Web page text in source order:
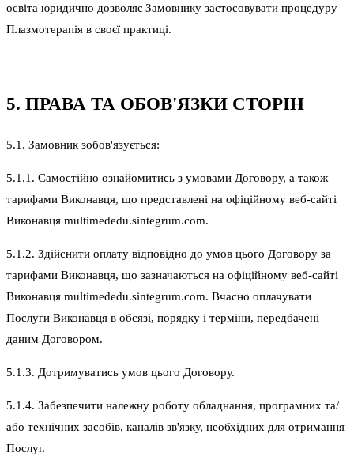
освіта юридично дозволяє Замовнику застосовувати процедуру
Плазмотерапія в своєї практиці.
5. ПРАВА ТА ОБОВ'ЯЗКИ СТОРІН
5.1. Замовник зобов'язується:
5.1.1. Самостійно ознайомитись з умовами Договору, а також
тарифами Виконавця, що представлені на офіційному веб-сайті
Виконавця multimededu.sintegrum.com.
5.1.2. Здійснити оплату відповідно до умов цього Договору за
тарифами Виконавця, що зазначаються на офіційному веб-сайті
Виконавця multimededu.sintegrum.com. Вчасно оплачувати
Послуги Виконавця в обсязі, порядку і терміни, передбачені
даним Договором.
5.1.3. Дотримуватись умов цього Договору.
5.1.4. Забезпечити належну роботу обладнання, програмних та/
або технічних засобів, каналів зв'язку, необхідних для отримання
Послуг.